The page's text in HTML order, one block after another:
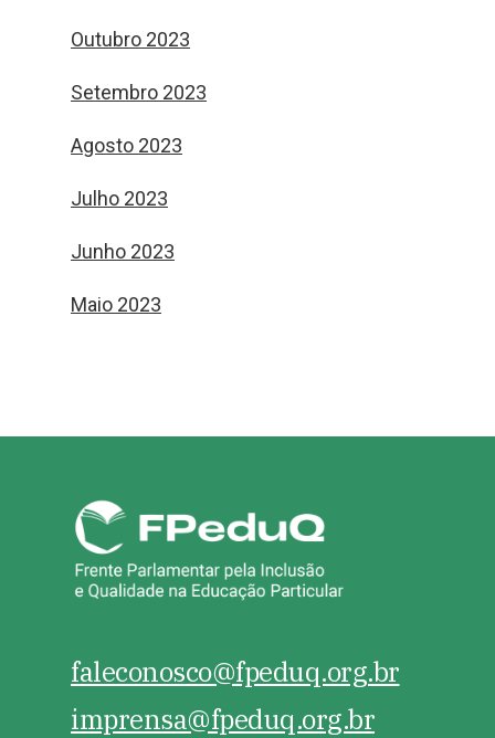
Outubro 2023
Setembro 2023
Agosto 2023
Julho 2023
Junho 2023
Maio 2023
faleconosco@fpeduq.org.br
imprensa@fpeduq.org.br